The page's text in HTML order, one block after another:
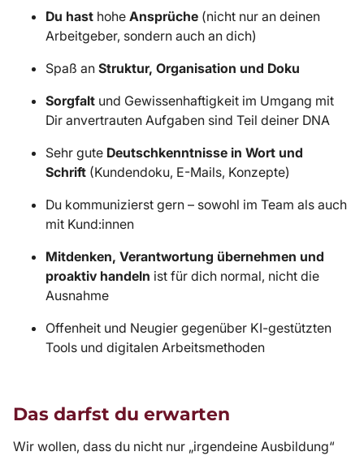
Du hast hohe Ansprüche (nicht nur an deinen
Arbeitgeber, sondern auch an dich)
Spaß an Struktur, Organisation und Doku
Sorgfalt und Gewissenhaftigkeit im Umgang mit
Dir anvertrauten Aufgaben sind Teil deiner DNA
Sehr gute Deutschkenntnisse in Wort und
Schrift (Kundendoku, E-Mails, Konzepte)
Du kommunizierst gern – sowohl im Team als auch
mit Kund:innen
Mitdenken, Verantwortung übernehmen und
proaktiv handeln ist für dich normal, nicht die
Ausnahme
Offenheit und Neugier gegenüber KI-gestützten
Tools und digitalen Arbeitsmethoden
Das darfst du erwarten
Wir wollen, dass du nicht nur „irgendeine Ausbildung“